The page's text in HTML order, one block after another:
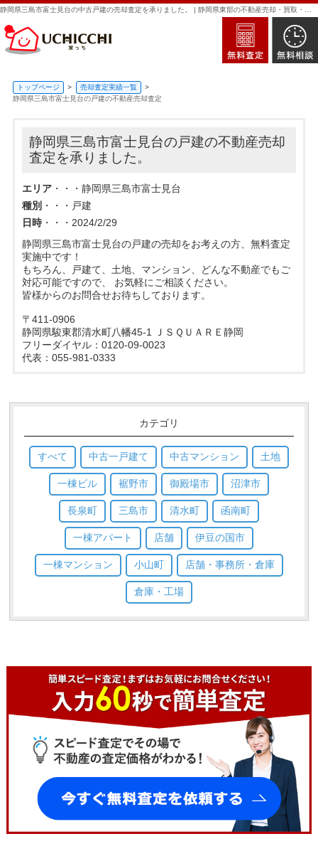
トップページ
売却査定実績一覧
静岡県三島市富士見台の戸建の不動産売却査定
静岡県三島市富士見台の戸建の不動産売却
査定を承りました。
エリア・・・静岡県三島市富士見台
種別・・・戸建
日時・・・2024/2/29
静岡県三島市富士見台の戸建の売却をお考えの方、無料査定
実施中です！
もちろん、戸建て、土地、マンション、どんな不動産でもご
対応可能ですので、 お気軽にご相談ください。
皆様からのお問合せお待ちしております。
〒411-0906
静岡県駿東郡清水町八幡45-1 ＪＳＱＵＡＲＥ静岡
フリーダイヤル：0120-09-0023
代表：055-981-0333
カテゴリ
すべて 中古一戸建て 中古マンション 土地
一棟ビル 裾野市 御殿場市 沼津市
長泉町 三島市 清水町 函南町
一棟アパート 店舗 伊豆の国市
一棟マンション 小山町 店舗・事務所・倉庫
倉庫・工場